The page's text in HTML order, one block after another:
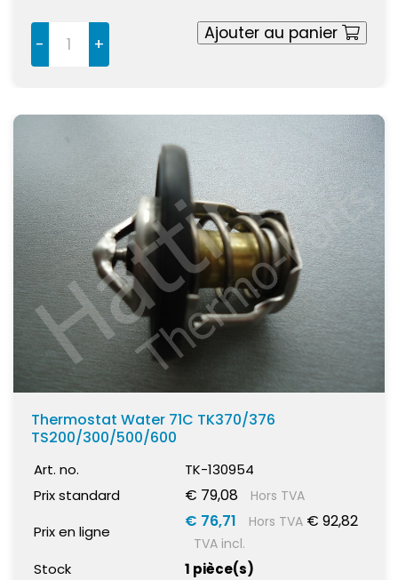
- +
Ajouter au panier
Thermostat Water 71C TK370/376
TS200/300/500/600
Art. no.
TK-130954
Prix standard
€ 79,08 Hors TVA
Prix en ligne
€ 76,71 Hors TVA € 92,82
TVA incl.
Stock 1 pièce(s)